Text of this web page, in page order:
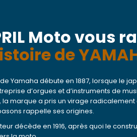
Moto vous
de
de Yamaha débute en 1887, lorsque le
d’orgues et d’instruments de
la marque a pris un virage
rappelle ses origines.
décède en 1916, après quoi le